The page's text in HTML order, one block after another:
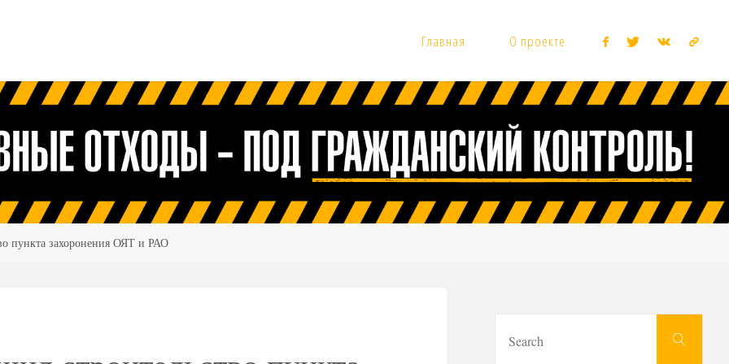
Главная О проекте
пункта захоронения ОЯТ и РАО
Search